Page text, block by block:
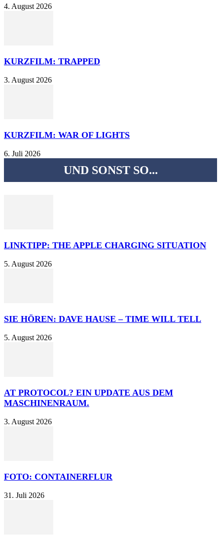
4. August 2026
KURZFILM: TRAPPED
3. August 2026
KURZFILM: WAR OF LIGHTS
6. Juli 2026
UND SONST SO...
LINKTIPP: THE APPLE CHARGING SITUATION
5. August 2026
SIE HÖREN: DAVE HAUSE – TIME WILL TELL
5. August 2026
AT PROTOCOL? EIN UPDATE AUS DEM
MASCHINENRAUM.
3. August 2026
FOTO: CONTAINERFLUR
31. Juli 2026